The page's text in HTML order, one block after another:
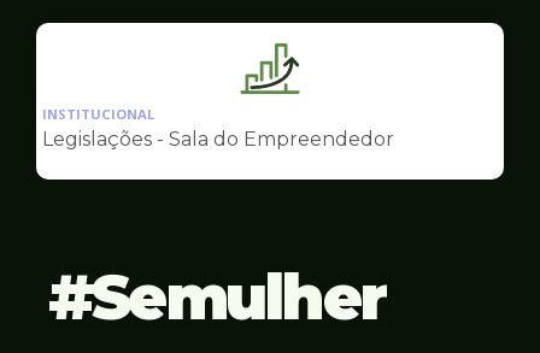
Ilustração
pagina
Sala
INSTITUCIONAL
Legislações - Sala do Empreendedor
Semulher